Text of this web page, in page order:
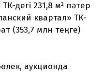
дегі 231,8 м² пәтер
квартал» ТК-
(353,7 млн теңге)
аукционда